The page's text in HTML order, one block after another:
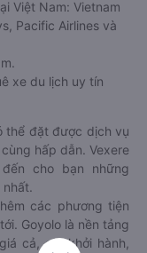
Việt Nam: Vietnam
Pacific Airlines và
xe du lịch uy tín
thể đặt được dịch vụ
hấp dẫn. Vexere
cho bạn những
các phương tiện
Goyolo là nền tảng
cả, giờ khởi hành,